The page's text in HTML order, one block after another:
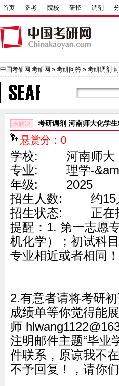
首页 备考 院校 研招 调剂
中国考研网 考研网 » 考研问答 » 考研调剂
未解决 考研调剂 河南师大化学
悬赏分：0
学校: 河南师大
专业: 理学-
年级: 2025
招生人数: 约15
招生状态: 正在
提醒：1. 第一志愿
机化学）；初试科
专业相近或者相同
2.有意者请将考研
成绩单等你觉得能
师
注明邮件主题“毕业
件联系，原谅我不
不予回复！，请你